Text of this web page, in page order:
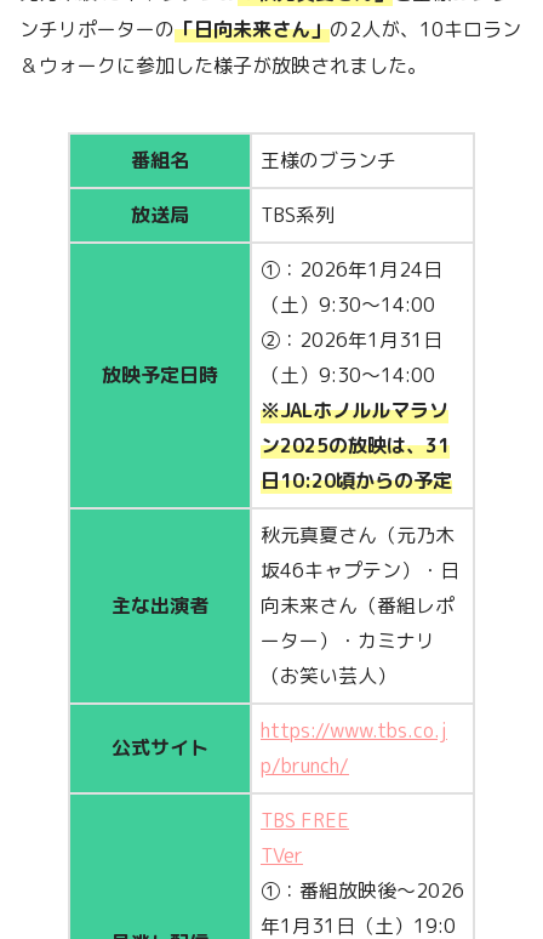
ンチリポーターの「日向未来さん」の2人が、10キロラン
＆ウォークに参加した様子が放映されました。
番組名 王様のブランチ
放送局 TBS系列
放映予定日時
①：2026年1月24日
（土）9:30～14:00
②：2026年1月31日
（土）9:30～14:00
※JALホノルルマラソ
ン2025の放映は、31
日10:20頃からの予定
主な出演者
秋元真夏さん（元乃木
坂46キャプテン）・日
向未来さん（番組レポ
ーター）・カミナリ
（お笑い芸人）
公式サイト
https://www.tbs.co.j
p/brunch/
TBS FREE
TVer
①：番組放映後～2026
年1月31日（土）19:0